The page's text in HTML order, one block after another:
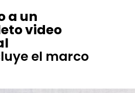
a un
video
el marco